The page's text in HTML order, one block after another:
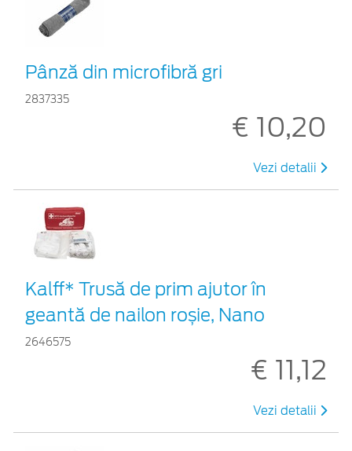
Pânză din microfibră gri
2837335
€ 10,20
Vezi detalii
Kalff* Trusă de prim ajutor în
geantă de nailon roșie, Nano
2646575
€ 11,12
Vezi detalii